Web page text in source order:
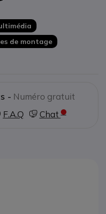
de montage
- Numéro gratuit
F.A.Q Chat